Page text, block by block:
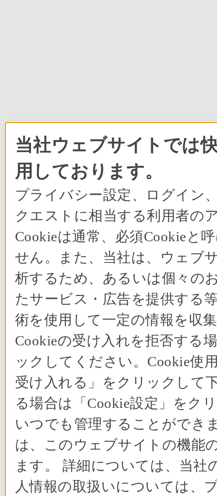
当社ウェブサイトでは
用しております。
プライバシー設定、ログイン
クエストに相当する利用者の
Cookieは通常、必須Cookieと
せん。また、当社は、ウェブ
析するため、あるいは個々の
たサービス・広告を提供する
術を使用して一定の情報を収
Cookieの受け入れを拒否する
ックしてください。Cookie使
受け入れる」をクリックして
る場合は「Cookie設定」をク
いつでも管理することができ
は、このウェブサイトの機能
ます。 詳細については、当社
人情報の取扱いについては、